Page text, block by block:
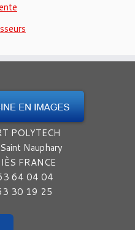
POLYTECH
Nauphary
FRANCE
64 04 04
30 19 25